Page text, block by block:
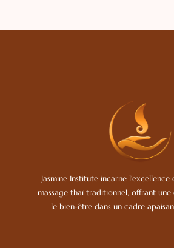
Jasmine Institute incarne
massage thaï traditionnel, offrant une
le bien-être dans un cadre